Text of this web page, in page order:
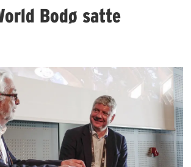
Bodø satte